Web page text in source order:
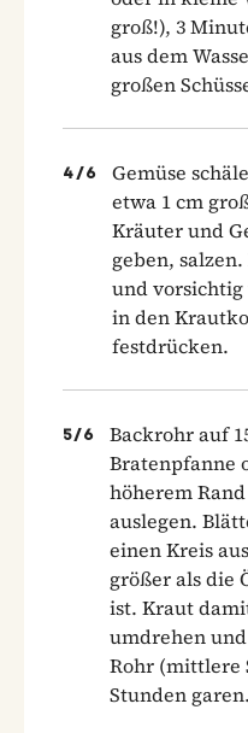
groß!), 3
aus dem
großen
4 /6
Gemüse
etwa 1 cm
Kräuter und
geben,
und vorsichtig
in den
festdrücken.
5/6
Backrohr auf
Bratenpfanne
höherem
auslegen.
einen Kreis
größer als die
ist. Kraut
umdrehen
Rohr (mittlere
Stunden garen.